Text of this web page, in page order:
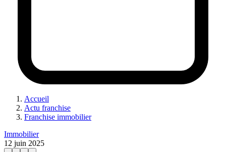
Accueil
Actu franchise
Franchise immobilier
Immobilier
12 juin 2025